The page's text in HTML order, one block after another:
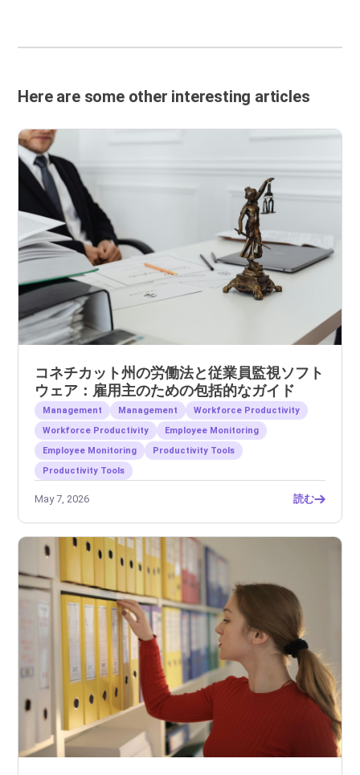
Here are some other interesting articles
コネチカット州の労働法と従業員監視ソフト
ウェア：雇用主のための包括的なガイド
Management Management
Workforce Productivity
Workforce Productivity
Employee Monitoring
Employee Monitoring
Productivity Tools
Productivity Tools
May 7, 2026 読む